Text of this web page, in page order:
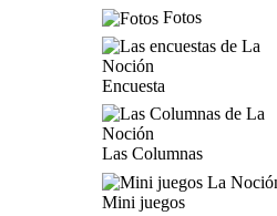
Fotos
Encuesta
Las Columnas
Mini juegos